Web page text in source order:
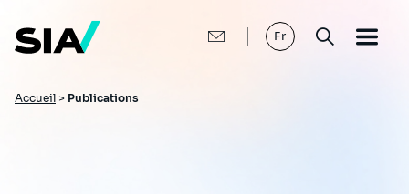
contenu
principal
Fr
Fil
Accueil > Publications